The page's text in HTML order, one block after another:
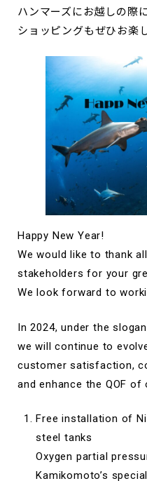
ハンマーズにお越しの際
ショッピングもぜひお楽
Happy New Year!
We would like to thank
stakeholders for your
We look forward to
In 2024, under the
we will continue to
customer satisfaction,
and enhance the QOF of
Free installation of
steel tanks
Oxygen partial
Kamikomoto’s